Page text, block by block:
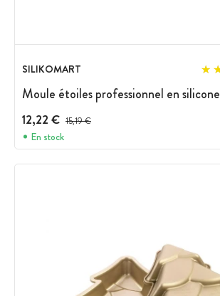
SILIKOMART
Moule étoiles professionnel en silicone
12,22 € Prix avant réduction :
15,19 €
En stock